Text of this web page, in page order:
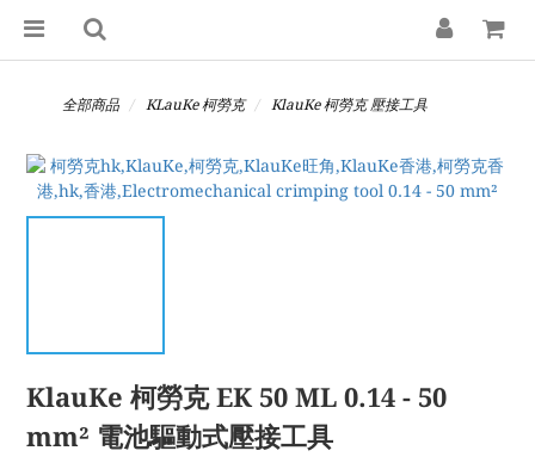
全部商品 KLauKe 柯勞克 KlauKe 柯勞克 壓接工具
KlauKe 柯勞克 EK 50 ML 0.14 - 50
mm² 電池驅動式壓接工具